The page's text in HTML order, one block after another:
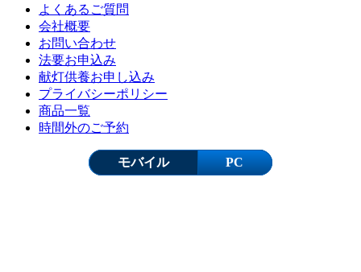
よくあるご質問
会社概要
お問い合わせ
法要お申込み
献灯供養お申し込み
プライバシーポリシー
商品一覧
時間外のご予約
モバイル PC